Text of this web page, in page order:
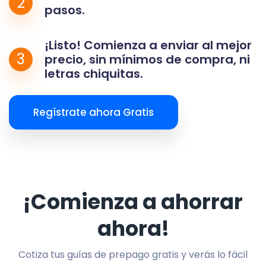
pasos.
3
¡Listo! Comienza a enviar al mejor
precio, sin mínimos de compra, ni
letras chiquitas.
Regístrate ahora Gratis
¡Comienza a ahorrar
ahora!
Cotiza tus guías de prepago gratis y verás lo fácil